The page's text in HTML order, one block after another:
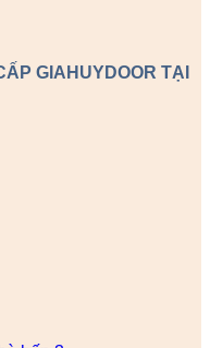
GIAHUYDOOR TẠI